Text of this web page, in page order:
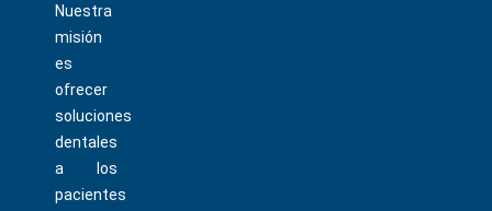
Nuestra
misión
es
ofrecer
soluciones
dentales
a los
pacientes